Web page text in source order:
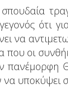
ότι
να
που οι
πανέμορφη
υποκύψει